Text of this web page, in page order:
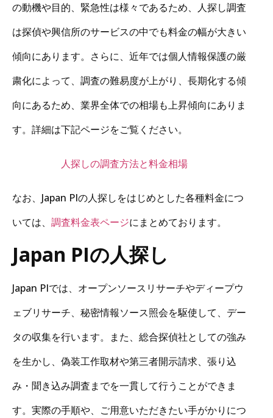
の動機や目的、緊急性は様々であるため、人探し調査
は探偵や興信所のサービスの中でも料金の幅が大きい
傾向にあります。さらに、近年では個人情報保護の厳
粛化によって、調査の難易度が上がり、長期化する傾
向にあるため、業界全体での相場も上昇傾向にありま
す。詳細は下記ページをご覧ください。
人探しの調査方法と料金相場
なお、Japan PIの人探しをはじめとした各種料金につ
いては、 調査料金表ページにまとめております。
Japan PIの人探し
Japan PIでは、オープンソースリサーチやディープウ
ェブリサーチ、秘密情報ソース照会を駆使して、デー
タの収集を行います。また、総合探偵社としての強み
を生かし、偽装工作取材や第三者開示請求、張り込
み・聞き込み調査までを一貫して行うことができま
す。実際の手順や、ご用意いただきたい手がかりにつ